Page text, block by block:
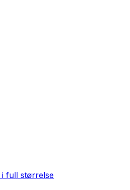
i full størrelse